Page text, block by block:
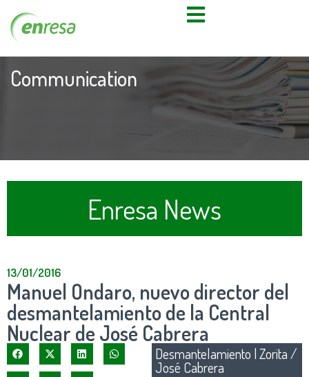
Communication
Enresa News
13/01/2016
Manuel Ondaro, nuevo director del
desmantelamiento de la Central
Nuclear de José Cabrera
Desmantelamiento |Zorita /
José Cabrera